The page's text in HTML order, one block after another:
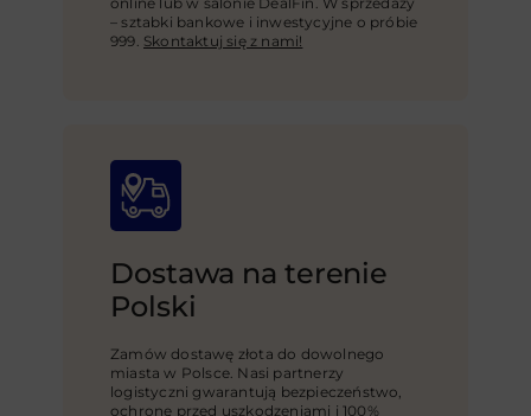
Dostawa na terenie
Polski
Zamów dostawę złota do dowolnego
miasta w Polsce. Nasi partnerzy
logistyczni gwarantują bezpieczeństwo,
ochronę przed uszkodzeniami i 100%
– sztabki bankowe i inwestycyjne o próbie
999. Skontaktuj się z nami!